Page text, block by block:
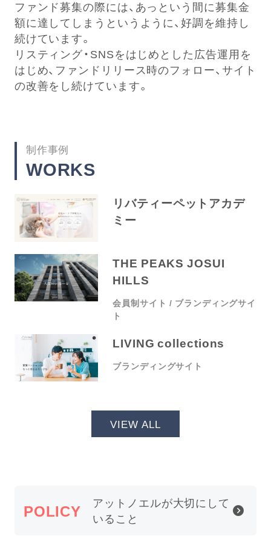
ファンド募集の際には、あっという間に募集金
額に達してしまうというように、好調を維持し
続けています。
リスティング・SNSをはじめとした広告運用を
はじめ、ファンドリリース時のフォロー、サイト
の改善をし続けています。
制作事例
WORKS
リバティーペットアカデ
ミー
THE PEAKS JOSUI
HILLS
会員制サイト
ブランディングサイ
ト
LIVING collections
ブランディングサイト
VIEW ALL
POLICY アットノエルが大切にして
いること